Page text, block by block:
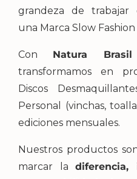
grandeza de trabajar
una Marca Slow Fashion
Con Natura
transformamos en
Discos
Personal (vinchas,
ediciones mensuales.
Nuestros productos
marcar la